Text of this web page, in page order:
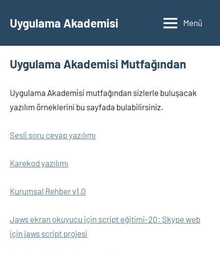
geçUygulama Akademisi Menü
Uygulama Akademisi Mutfağından
Uygulama Akademisi mutfağından sizlerle buluşacak
yazılım örneklerini bu sayfada bulabilirsiniz.
Sesli soru cevap yazılımı
Karekod yazılımı
Kurumsal Rehber v1.0
Jaws ekran okuyucu için script eğitimi-20: Skype web
için jaws script projesi